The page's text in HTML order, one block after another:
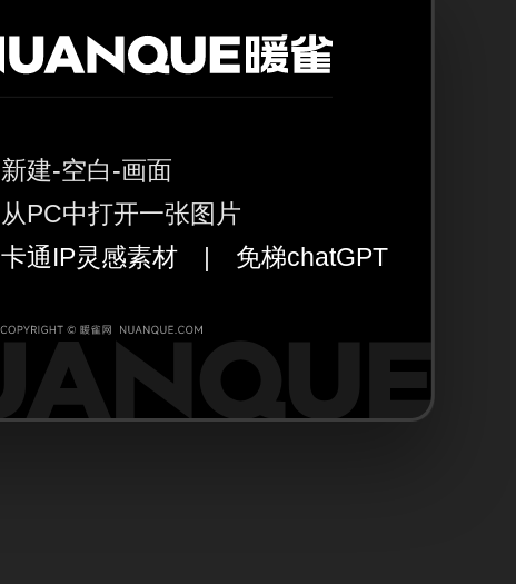
新建-空白-画面
从PC中打开一张图片
卡通IP灵感素材| 免梯chatGPT